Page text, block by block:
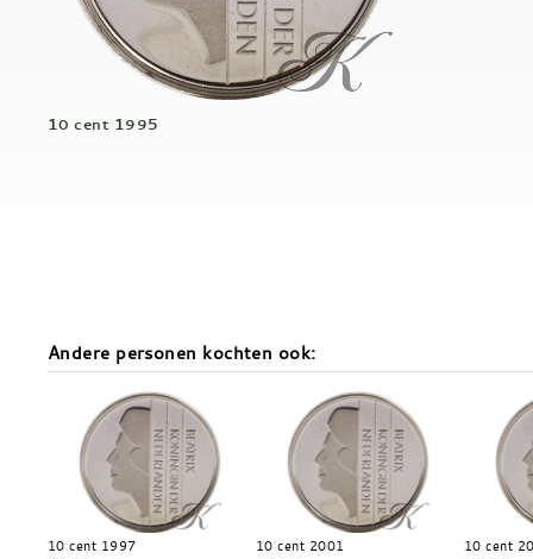
10 cent 1995
Andere personen kochten ook:
10 cent 1997
10 cent 2001
10 cent